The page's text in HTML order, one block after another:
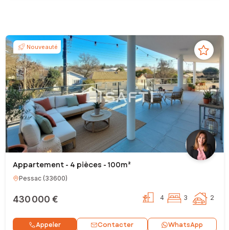
Nouveauté
Appartement - 4 pièces - 100m²
Pessac(33600)
430 000 € 4 3 2
Appeler Contacter WhatsApp